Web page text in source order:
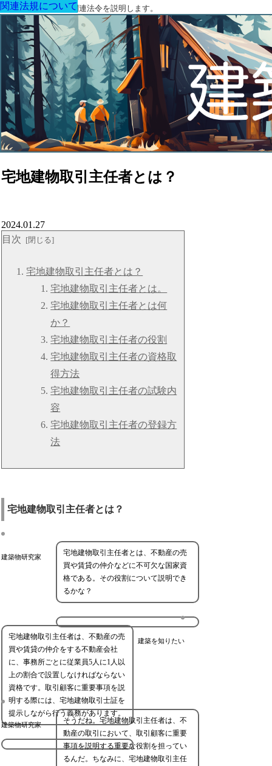
建築に関する用語と関連法令を説明します。
宅地建物取引主任者とは？
関連法規について
2024.01.27
目次
宅地建物取引主任者とは？
宅地建物取引主任者とは。
宅地建物取引主任者とは何
か？
宅地建物取引主任者の役割
宅地建物取引主任者の資格取
得方法
宅地建物取引主任者の試験内
容
宅地建物取引主任者の登録方
法
宅地建物取引主任者とは？
建築物研究家
宅地建物取引主任者とは、不動産の売
買や賃貸の仲介などに不可欠な国家資
格である。その役割について説明でき
るかな？
建築を知りたい
宅地建物取引主任者は、不動産の売
買や賃貸の仲介をする不動産会社
に、事務所ごとに従業員5人に1人以
上の割合で設置しなければならない
資格です。取引顧客に重要事項を説
明する際には、宅地建物取引士証を
提示しながら行う義務があります。
建築物研究家
そうだね。宅地建物取引主任者は、不
動産の取引において、取引顧客に重要
事項を説明する重要な役割を担ってい
るんだ。ちなみに、宅地建物取引主任
関連法規について
関連法規について
関連法規について
関連法規について
関連法規について
関連法規について